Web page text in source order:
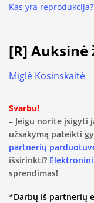
Kas yra
[R] Auksinė
Miglė Kosinskaitė
Svarbu!
– Jeigu norite įsigyti
užsakymą pateikti
partnerių
išsirinkti?
sprendimas!
*Darbų iš partnerių